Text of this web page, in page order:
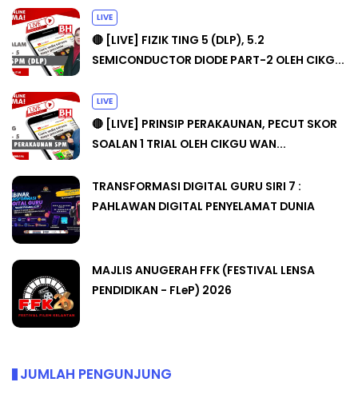
LIVE
🔴 [LIVE] FIZIK TING 5 (DLP), 5.2
SEMICONDUCTOR DIODE PART-2 OLEH CIKG...
LIVE
🔴 [LIVE] PRINSIP PERAKAUNAN, PECUT SKOR
SOALAN 1 TRIAL OLEH CIKGU WAN...
TRANSFORMASI DIGITAL GURU SIRI 7 :
PAHLAWAN DIGITAL PENYELAMAT DUNIA
MAJLIS ANUGERAH FFK (FESTIVAL LENSA
PENDIDIKAN - FLeP) 2026
JUMLAH PENGUNJUNG